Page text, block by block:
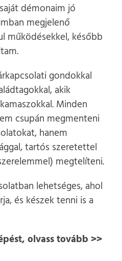
démonaim jó
megjelenő
működésekkel, később
gondokkal
akik
Minden
csupán megmenteni
hanem
tartós szeretettel
megtelíteni.
lehetséges, ahol
és készek tenni is a
olvass tovább >>